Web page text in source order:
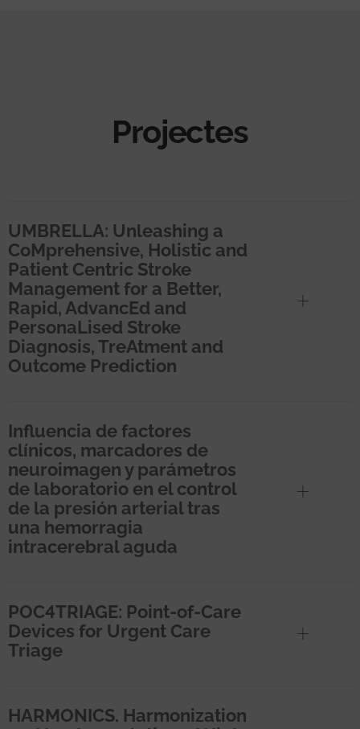
Projectes
UMBRELLA: Unleashing a
CoMprehensive, Holistic and
Patient Centric Stroke
Management for a Better,
Rapid, AdvancEd and
PersonaLised Stroke
Diagnosis, TreAtment and
Outcome Prediction
Influencia de factores
clínicos, marcadores de
neuroimagen y parámetros
de laboratorio en el control
de la presión arterial tras
una hemorragia
intracerebral aguda
POC4TRIAGE: Point-of-Care
Devices for Urgent Care
Triage
HARMONICS. Harmonization